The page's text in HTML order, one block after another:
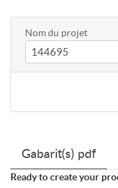
Gabarit(s) pdf
Ready to create your
Nom du projet